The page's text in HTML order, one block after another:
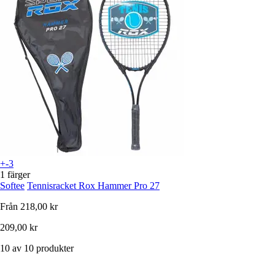
+-3
1 färger
Softee Tennisracket Rox Hammer Pro 27
Från 218,00 kr
209,00 kr
10 av 10 produkter